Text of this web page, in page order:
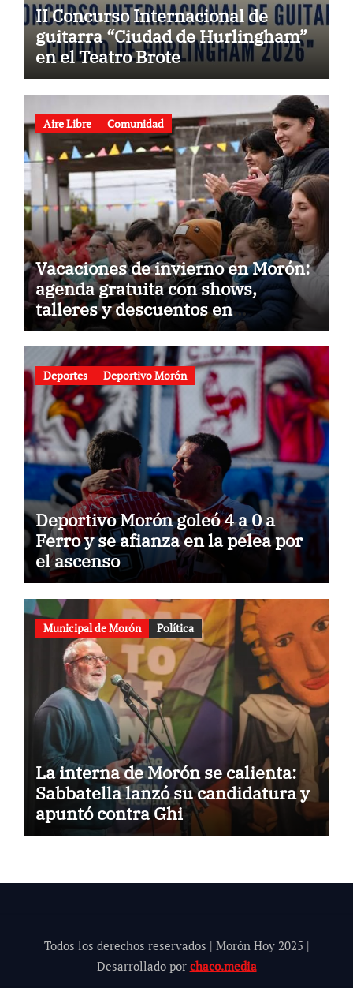
II Concurso Internacional de
guitarra “Ciudad de Hurlingham”
en el Teatro Brote
Aire Libre Comunidad
Vacaciones de invierno en Morón:
agenda gratuita con shows,
talleres y descuentos en
gastronomía
Deportes Deportivo Morón
Deportivo Morón goleó 4 a 0 a
Ferro y se afianza en la pelea por
el ascenso
Municipal de Morón Política
La interna de Morón se calienta:
Sabbatella lanzó su candidatura y
apuntó contra Ghi
Todos los derechos reservados | Morón Hoy 2025 |
Desarrollado por chaco.media